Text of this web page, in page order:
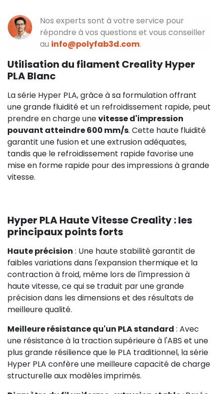
Nos experts sont à votre service pour
répondre à vos questions et vous conseiller
au info@polyfab3d.com.
Utilisation du filament Creality Hyper
PLA Blanc
La série Hyper PLA, grâce à sa formulation offrant
une grande fluidité et un refroidissement rapide, peut
prendre en charge unevitesse d'impression
pouvant atteindre 600 mm/s. Cette haute fluidité
garantit une fusion et une extrusion adéquates,
tandis que le refroidissement rapide favorise une
mise en forme rapide pour des impressions à grande
vitesse.
Hyper PLA Haute Vitesse Creality : les
principaux points forts
Haute précision : Une haute stabilité garantit de
faibles variations dans l'expansion thermique et la
contraction à froid, même lors de l'impression à
haute vitesse, ce qui se traduit par une grande
précision dans les dimensions et des résultats de
meilleure qualité.
Meilleure résistance qu'un PLA standard : Avec
une résistance à la traction supérieure à l'ABS et une
plus grande résilience que le PLA traditionnel, la série
Hyper PLA confère une meilleure capacité de charge
structurelle aux modèles imprimés.